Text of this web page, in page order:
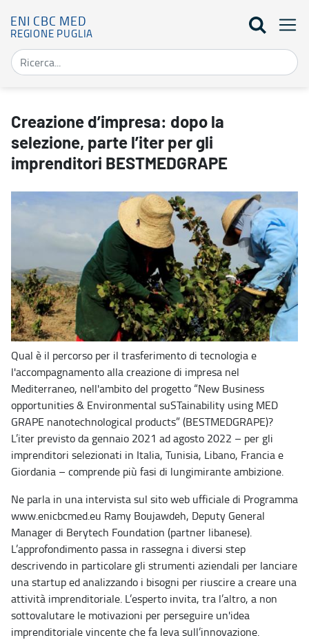
ENI CBC MED
REGIONE PUGLIA
Creazione d’impresa: dopo la
selezione, parte l’iter per gli
imprenditori BESTMEDGRAPE
Qual è il percorso per il trasferimento di tecnologia e
l'accompagnamento alla creazione di impresa nel
Mediterraneo, nell'ambito del progetto “New Business
opportunities & Environmental suSTainability using MED
GRAPE nanotechnological products” (BESTMEDGRAPE)?
L’iter previsto da gennaio 2021 ad agosto 2022 – per gli
imprenditori selezionati in Italia, Tunisia, Libano, Francia e
Giordania – comprende più fasi di lungimirante ambizione.
Ne parla in una intervista sul sito web ufficiale di Programma
www.enicbcmed.eu Ramy Boujawdeh, Deputy General
Manager di Berytech Foundation (partner libanese).
L’approfondimento passa in rassegna i diversi step
descrivendo in particolare gli strumenti aziendali per lanciare
una startup ed analizzando i bisogni per riuscire a creare una
attività imprenditoriale. L’esperto invita, tra l’altro, a non
sottovalutare le motivazioni per perseguire un'idea
imprenditoriale vincente che fa leva sull’innovazione.